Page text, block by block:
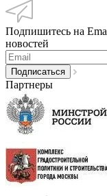
Подпишитесь на
новостей
Партнеры